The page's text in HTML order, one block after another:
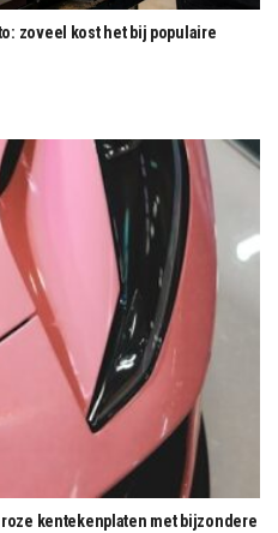
zoveel kost het bij populaire
kentekenplaten met bijzondere